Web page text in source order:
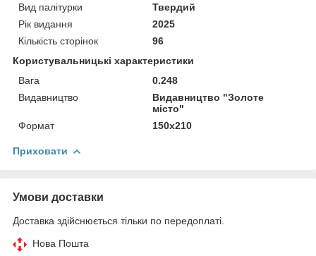
Вид палітурки
Твердий
Рік видання
2025
Кількість сторінок
96
Користувальницькі характеристики
Вага
0.248
Видавництво
Видавництво "Золоте
місто"
Формат
150х210
Приховати
Умови доставки
Доставка здійснюється тільки по передоплаті.
Нова Пошта